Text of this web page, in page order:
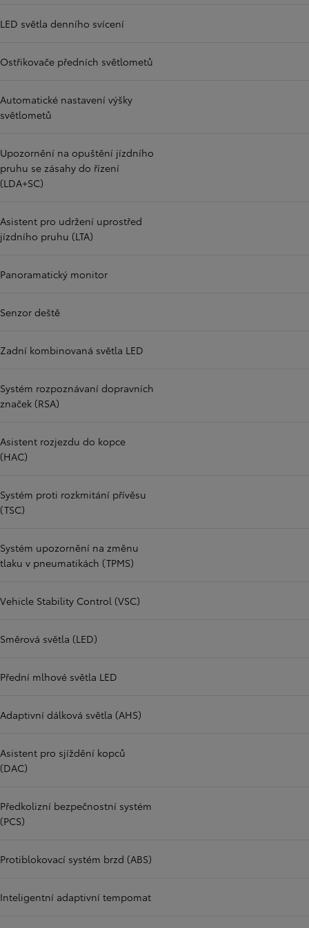
LED světla denního svícení
Ostřikovače předních světlometů
Automatické nastavení výšky
světlometů
Upozornění na opuštění jízdního
pruhu se zásahy do řízení
(LDA+SC)
Asistent pro udržení uprostřed
jízdního pruhu (LTA)
Panoramatický monitor
Senzor deště
Zadní kombinovaná světla LED
Systém rozpoznávaní dopravních
značek (RSA)
Asistent rozjezdu do kopce
(HAC)
Systém proti rozkmitání přívěsu
(TSC)
Systém upozornění na změnu
tlaku v pneumatikách (TPMS)
Vehicle Stability Control (VSC)
Směrová světla (LED)
Přední mlhové světla LED
Adaptivní dálková světla (AHS)
Asistent pro sjíždění kopců
(DAC)
Předkolizní bezpečnostní systém
(PCS)
Protiblokovací systém brzd (ABS)
Inteligentní adaptivní tempomat